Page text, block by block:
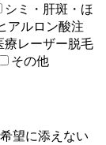
シミ・肝斑・ほ
アルロン酸注
療レーザー脱毛
その他
望に添えない